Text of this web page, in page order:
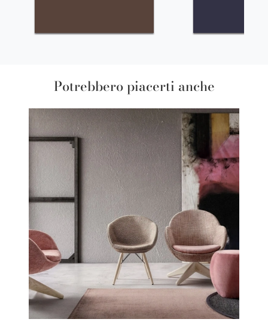
Potrebbero piacerti anche